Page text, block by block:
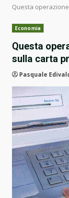
Questa
Economia
Questa
sulla carta
Pasquale